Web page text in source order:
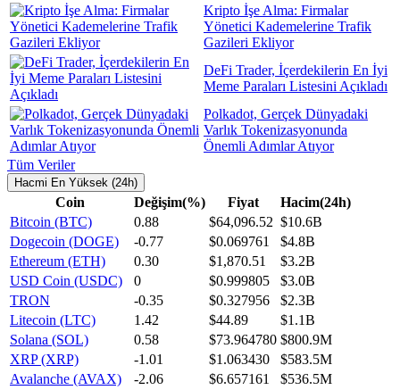
Kripto İşe Alma: Firmalar
Yönetici Kademelerine Trafik
Gazileri Ekliyor
DeFi Trader, İçerdekilerin En İyi
Meme Paraları Listesini Açıkladı
Polkadot, Gerçek Dünyadaki
Varlık Tokenizasyonunda
Önemli Adımlar Atıyor
Tüm Veriler
Hacmi En Yüksek (24h)
Coin Değişim(%) Fiyat
Hacim(24h)
Bitcoin (BTC)
0.88 $64,096.52 $10.6B
Dogecoin (DOGE)
-0.77 $0.069761
$4.8B
Ethereum (ETH)
0.30 $1,870.51
$3.2B
USD Coin (USDC)
0 $0.999805
$3.0B
TRON
-0.35 $0.327956
$2.3B
Litecoin (LTC)
1.42 $44.89
$1.1B
Solana (SOL)
0.58 $73.964780 $800.9M
XRP (XRP)
-1.01 $1.063430
$583.5M
Avalanche (AVAX)
-2.06 $6.657161
$536.5M